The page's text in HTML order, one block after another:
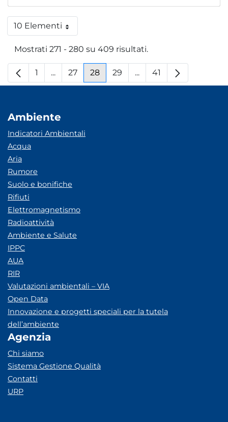
10 ElementiPer pagina
Mostrati 271 - 280 su 409 risultati.
Pagina
1 ...Pagine intermedie
Pagina
27 Pagina
28 Pagina
29 ...Pagine intermedie
Pagina
41
Ambiente
Indicatori Ambientali
Acqua
Aria
Rumore
Suolo e bonifiche
Rifiuti
Elettromagnetismo
Radioattività
Ambiente e Salute
IPPC
AUA
RIR
Valutazioni ambientali – VIA
Open Data
Innovazione e progetti speciali per la tutela
dell’ambiente
Agenzia
Chi siamo
Sistema Gestione Qualità
Contatti
URP